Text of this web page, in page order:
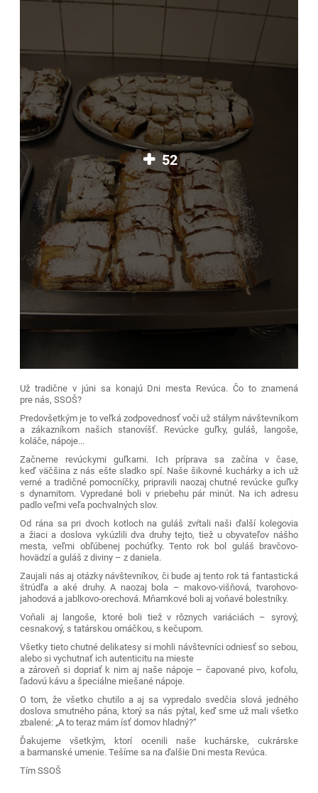
52
Už tradične v júni sa konajú Dni mesta Revúca. Čo to znamená
pre nás, SSOŠ?
Predovšetkým je to veľká zodpovednosť voči už stálym návštevníkom
a zákazníkom našich stanovíšť. Revúcke guľky, guláš, langoše,
koláče, nápoje...
Začneme revúckymi guľkami. Ich príprava sa začína v čase,
keď väčšina z nás ešte sladko spí. Naše šikovné kuchárky a ich už
verné a tradičné pomocníčky, pripravili naozaj chutné revúcke guľky
s dynamitom. Vypredané boli v priebehu pár minút. Na ich adresu
padlo veľmi veľa pochvalných slov.
Od rána sa pri dvoch kotloch na guláš zvŕtali naši ďalší kolegovia
a žiaci a doslova vykúzlili dva druhy tejto, tiež u obyvateľov nášho
mesta, veľmi obľúbenej pochúťky. Tento rok bol guláš bravčovo-
hovädzí a guláš z diviny – z daniela.
Zaujali nás aj otázky návštevníkov, či bude aj tento rok tá fantastická
štrúdľa a aké druhy. A naozaj bola – makovo-višňová, tvarohovo-
jahodová a jablkovo-orechová. Mňamkové boli aj voňavé bolestníky.
Voňali aj langoše, ktoré boli tiež v rôznych variáciách – syrový,
cesnakový, s tatárskou omáčkou, s kečupom.
Všetky tieto chutné delikatesy si mohli návštevníci odniesť so sebou,
alebo si vychutnať ich autenticitu na mieste
a zároveň si dopriať k nim aj naše nápoje – čapované pivo, kofolu,
ľadovú kávu a špeciálne miešané nápoje.
O tom, že všetko chutilo a aj sa vypredalo svedčia slová jedného
doslova smutného pána, ktorý sa nás pýtal, keď sme už mali všetko
zbalené: „A to teraz mám ísť domov hladný?“
Ďakujeme všetkým, ktorí ocenili naše kuchárske, cukrárske
a barmanské umenie. Tešíme sa na ďalšie Dni mesta Revúca.
Tím SSOŠ